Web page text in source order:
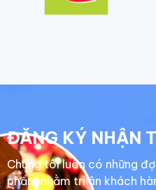
ĐĂNG KÝ NHẬN
Chúng tôi luôn có những
phẩm nhằm tri ân khách